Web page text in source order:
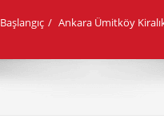
Başlangıç Ankara Ümitköy